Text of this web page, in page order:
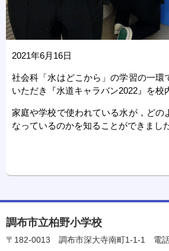
2021年6月16日
社会科「水はどこから」の学習の一環
いただき『水道キャラバン2022』を校
家庭や学校で使われている水が，どの
なっているのかを知ることができました
調布市立柏野小学校
〒182-0013 調布市深大寺南町1-1-1 電